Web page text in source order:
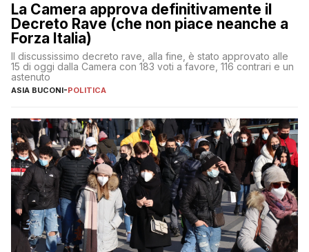
La Camera approva definitivamente il
Decreto Rave (che non piace neanche a
Forza Italia)
Il discussissimo decreto rave, alla fine, è stato approvato alle
15 di oggi dalla Camera con 183 voti a favore, 116 contrari e un
astenuto
ASIA BUCONI-POLITICA